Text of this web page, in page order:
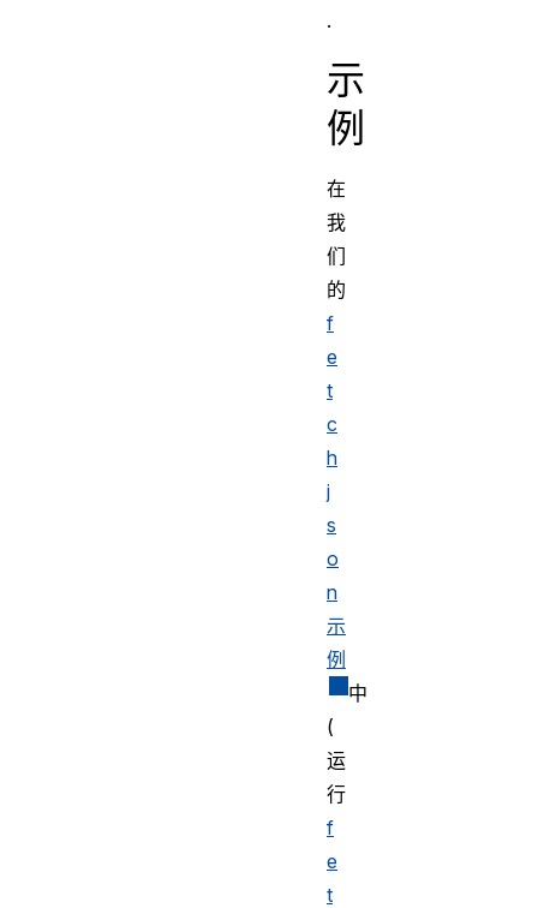
.
示
例
在
我
们
的
f
e
t
c
h
j
s
o
n
示
例
中
(
运
行
f
e
t